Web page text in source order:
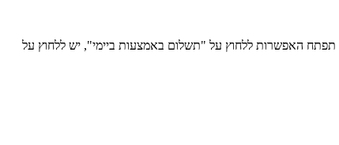
פרטים ומתקדמים לחלק 5 בשלב ההזמנה- "תשלום". כשתגיעו לשם תפתח האפשרות ללחוץ על "תשלום באמצעות ביימי", יש ללחוץ על